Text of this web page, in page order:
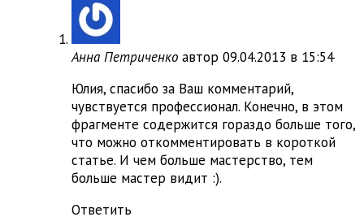
Анна Петриченко автор 09.04.2013 в 15:54
Юлия, спасибо за Ваш комментарий,
чувствуется профессионал. Конечно, в этом
фрагменте содержится гораздо больше того,
что можно откомментировать в короткой
статье. И чем больше мастерство, тем
больше мастер видит :).
Ответить